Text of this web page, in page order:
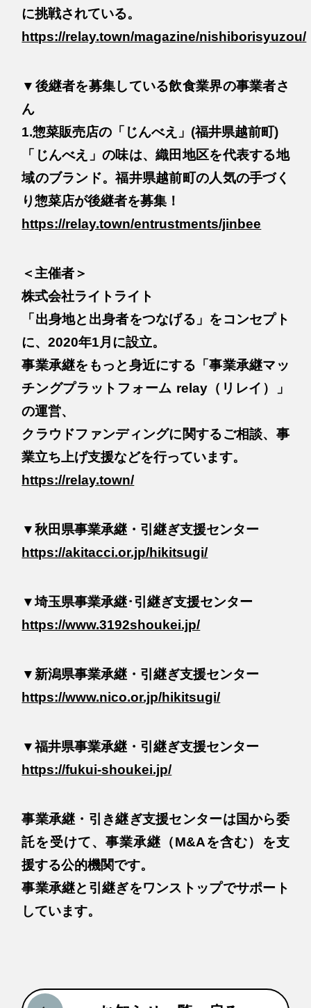
に挑戦されている。
https://relay.town/magazine/nishiborisyuzou/
▼後継者を募集している飲食業界の事業者さ
ん
1.惣菜販売店の「じんべえ」(福井県越前町)
「じんべえ」の味は、織田地区を代表する地
域のブランド。福井県越前町の人気の手づく
り惣菜店が後継者を募集！
https://relay.town/entrustments/jinbee
＜主催者＞
株式会社ライトライト
「出身地と出身者をつなげる」をコンセプト
に、2020年1月に設立。
事業承継をもっと身近にする「事業承継マッ
チングプラットフォーム relay（リレイ）」
の運営、
クラウドファンディングに関するご相談、事
業立ち上げ支援などを行っています。
https://relay.town/
▼秋田県事業承継・引継ぎ支援センター
https://akitacci.or.jp/hikitsugi/
▼埼玉県事業承継･引継ぎ支援センター
https://www.3192shoukei.jp/
▼新潟県事業承継・引継ぎ支援センター
https://www.nico.or.jp/hikitsugi/
▼福井県事業承継・引継ぎ支援センター
https://fukui-shoukei.jp/
事業承継・引き継ぎ支援センターは国から委
託を受けて、事業承継（M&Aを含む）を支
援する公的機関です。
事業承継と引継ぎをワンストップでサポート
しています。